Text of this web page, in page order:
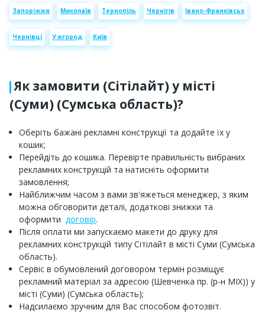
Запоріжжя Миколаїв Тернопіль Чернігів Івано-Франківськ
Чернівці Ужгород Київ
Як замовити (Сітілайт) у місті
(Суми) (Сумська область)?
Оберіть бажані рекламні конструкції та додайте їх у
кошик;
Перейдіть до кошика. Перевірте правильність вибраних
рекламних конструкцій та натисніть оформити
замовлення;
Найближчим часом з вами зв'яжеться менеджер, з яким
можна обговорити деталі, додаткові знижки та
оформити договір.
Після оплати ми запускаємо макети до друку для
рекламних конструкцій типу Сітілайт в місті Суми (Сумська
область).
Сервіс в обумовлений договором термін розміщує
рекламний матеріал за адресою (Шевченка пр. (р-н МІХ)) у
місті (Суми) (Сумська область);
Надсилаємо зручним для Вас способом фотозвіт.